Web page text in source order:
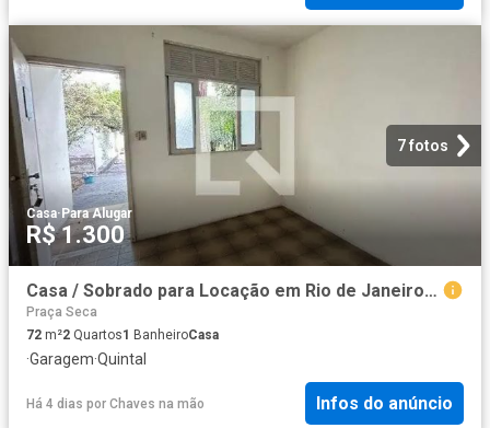
7 fotos
Casa· Para Alugar
R$ 1.300
Casa / Sobrado para Locação em Rio de Janeiro/RJ Campinho 2 Quartos
Praça Seca
72 m²2 Quartos1 BanheiroCasa
·Garagem·Quintal
Há 4 dias por Chaves na mão Infos do anúncio